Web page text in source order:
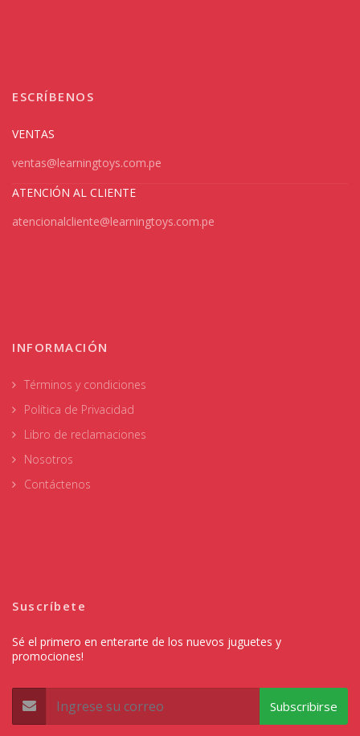
ESCRÍBENOS
VENTAS
ventas@learningtoys.com.pe
ATENCIÓN AL CLIENTE
atencionalcliente@learningtoys.com.pe
INFORMACIÓN
Términos y condiciones
Política de Privacidad
Libro de reclamaciones
Nosotros
Contáctenos
Suscríbete
Sé el primero en enterarte de los nuevos juguetes y
promociones!
Subscribirse